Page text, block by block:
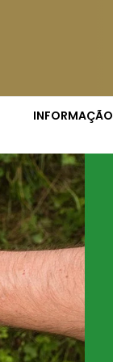
INFORMAÇÃO